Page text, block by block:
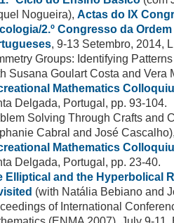
Nogueira), Actas do IX
2.º Congresso da
, 9-13 Setembro, 2014,
Groups: Identifying
Susana Goulart Costa and Vera
Mathematics
Delgada, Portugal, pp. 93-104.
Solving Through Crafts and
Cabral and José
Mathematics
Delgada, Portugal, pp. 23-40.
Elliptical and the Hyperbolical
(with Natália Bebiano and
of International